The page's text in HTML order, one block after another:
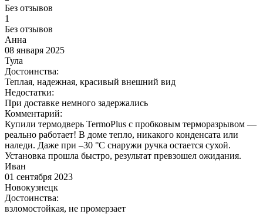
Без отзывов
1
Без отзывов
Анна
08 января 2025
Тула
Достоинства:
Теплая, надежная, красивый внешний вид
Недостатки:
При доставке немного задержались
Комментарий:
Купили термодверь TermoPlus с пробковым терморазрывом —
реально работает! В доме тепло, никакого конденсата или
наледи. Даже при –30 °C снаружи ручка остается сухой.
Установка прошла быстро, результат превзошел ожидания.
Иван
01 сентября 2023
Новокузнецк
Достоинства:
взломостойкая, не промерзает